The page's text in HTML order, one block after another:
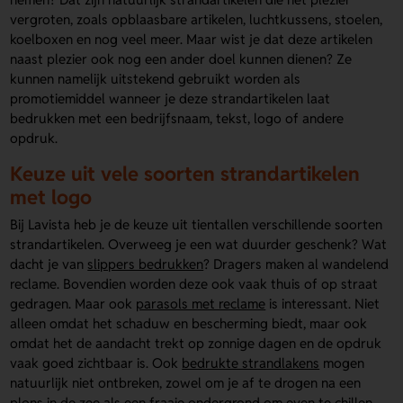
vergroten, zoals opblaasbare artikelen, luchtkussens, stoelen,
koelboxen en nog veel meer. Maar wist je dat deze artikelen
naast plezier ook nog een ander doel kunnen dienen? Ze
kunnen namelijk uitstekend gebruikt worden als
promotiemiddel wanneer je deze strandartikelen laat
bedrukken met een bedrijfsnaam, tekst, logo of andere
opdruk.
Keuze uit vele soorten strandartikelen
met logo
Bij Lavista heb je de keuze uit tientallen verschillende soorten
strandartikelen. Overweeg je een wat duurder geschenk? Wat
dacht je van slippers bedrukken? Dragers maken al wandelend
reclame. Bovendien worden deze ook vaak thuis of op straat
gedragen. Maar ook parasols met reclame is interessant. Niet
alleen omdat het schaduw en bescherming biedt, maar ook
omdat het de aandacht trekt op zonnige dagen en de opdruk
vaak goed zichtbaar is. Ook bedrukte strandlakens mogen
natuurlijk niet ontbreken, zowel om je af te drogen na een